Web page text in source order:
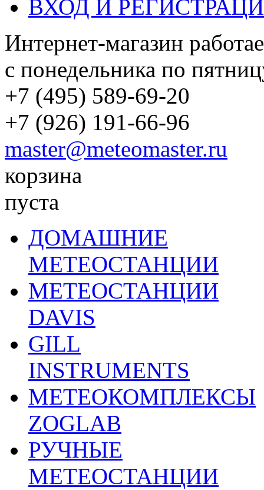
ВХОД И
Интернет-магазин
с понедельника по
+7 (495) 589-69-20
+7 (926) 191-66-96
master@meteomaster.ru
корзина
пуста
ДОМАШНИЕ
МЕТЕОСТАНЦИИ
МЕТЕОСТАНЦИИ
DAVIS
GILL
INSTRUMENTS
МЕТЕОКОМПЛЕКСЫ
ZOGLAB
РУЧНЫЕ
МЕТЕОСТАНЦИИ